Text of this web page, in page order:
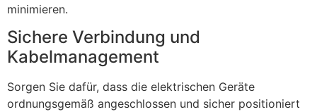
minimieren.
Sichere Verbindung und
Kabelmanagement
Sorgen Sie dafür, dass die elektrischen Geräte
ordnungsgemäß angeschlossen und sicher positioniert